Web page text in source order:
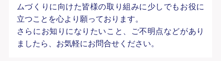
ムづくりに向けた皆様の取り組みに少しでもお役に
立つことを心より願っております。
さらにお知りになりたいこと、ご不明点などがあり
ましたら、お気軽にお問合せください。